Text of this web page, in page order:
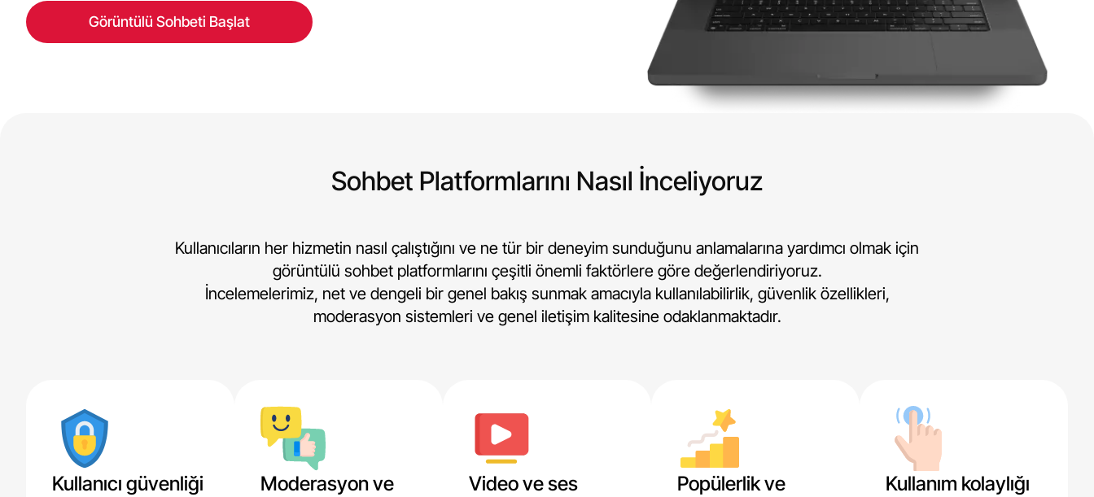
Görüntülü Sohbeti Başlat
Sohbet Platformlarını Nasıl İnceliyoruz
Kullanıcıların her hizmetin nasıl çalıştığını ve ne tür bir deneyim sunduğunu anlamalarına yardımcı olmak için
görüntülü sohbet platformlarını çeşitli önemli faktörlere göre değerlendiriyoruz.
İncelemelerimiz, net ve dengeli bir genel bakış sunmak amacıyla kullanılabilirlik, güvenlik özellikleri,
moderasyon sistemleri ve genel iletişim kalitesine odaklanmaktadır.
Kullanıcı güvenliği
Moderasyon ve
Video ve ses
Popülerlik ve
Kullanım kolaylığı